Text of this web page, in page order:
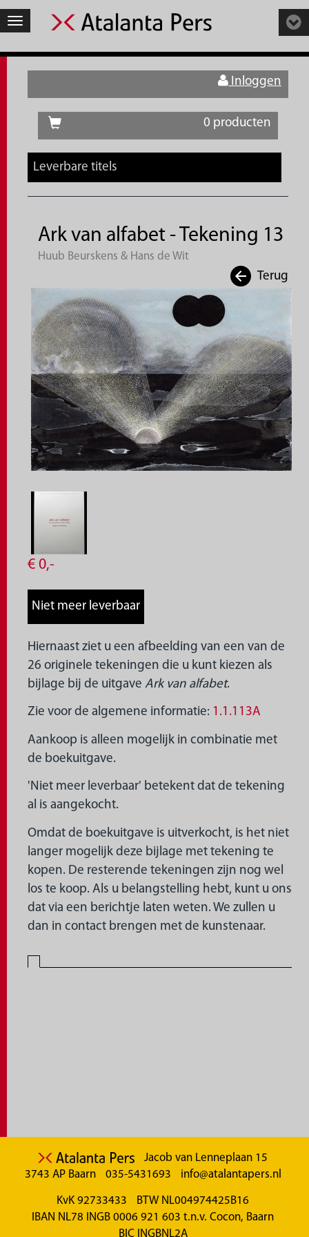
Toggle
Inloggen
0 producten
Leverbare titels
Ark van alfabet - Tekening 13
Huub Beurskens & Hans de Wit
Terug
€ 0,-
Hiernaast ziet u een afbeelding van een van de
26 originele tekeningen die u kunt kiezen als
bijlage bij de uitgave Ark van alfabet.
Zie voor de algemene informatie: 1.1.113A
Aankoop is alleen mogelijk in combinatie met
de boekuitgave.
'Niet meer leverbaar' betekent dat de tekening
al is aangekocht.
Omdat de boekuitgave is uitverkocht, is het niet
langer mogelijk deze bijlage met tekening te
kopen. De resterende tekeningen zijn nog wel
los te koop. Als u belangstelling hebt, kunt u ons
dat via een berichtje laten weten. We zullen u
dan in contact brengen met de kunstenaar.
Jacob van Lenneplaan 15
3743 AP Baarn
035-5431693 info@atalantapers.nl
KvK 92733433
BTW NL004974425B16
IBAN NL78 INGB 0006 921 603 t.n.v. Cocon, Baarn
BIC INGBNL2A